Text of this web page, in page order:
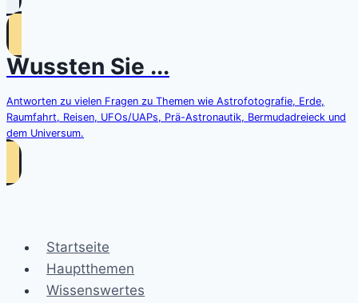
Wussten Sie ...
Antworten zu vielen Fragen zu Themen wie Astrofotografie, Erde,
Raumfahrt, Reisen, UFOs/UAPs, Prä-Astronautik, Bermudadreieck und
dem Universum.
Startseite
Hauptthemen
Wissenswertes